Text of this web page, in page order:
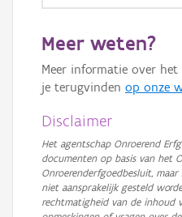
Meer weten?
Meer informatie over
je terugvinden op onze
Disclaimer
Het agentschap Onroerend
documenten op basis van het
Onroerenderfgoedbesluit,
niet aansprakelijk gesteld
rechtmatigheid van de inhoud